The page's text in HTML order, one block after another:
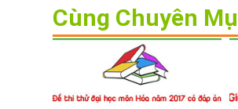
Cùng Chuyên